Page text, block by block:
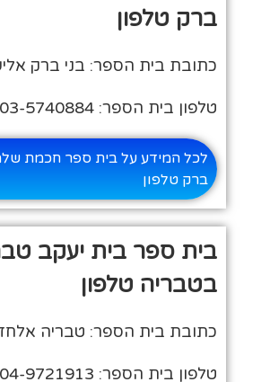
ברק טלפון
כתובת בית הספר: בני ברק
טלפון בית הספר: 03-5740884
לכל המידע על בית ספר חכמת
ברק טלפון
בית ספר בית יעקב
בטבריה טלפון
כתובת בית הספר: טבריה אלחדיף
טלפון בית הספר: 04-9721913